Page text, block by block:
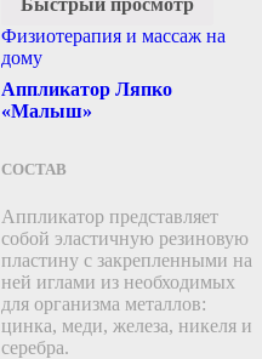
Физиотерапия и массаж на
дому
Аппликатор Ляпко
«Малыш»
СОСТАВ
Аппликатор представляет
собой эластичную резиновую
пластину c закрепленными на
ней иглами из необходимых
для организма металлов:
цинка, меди, железа, никеля и
серебра.